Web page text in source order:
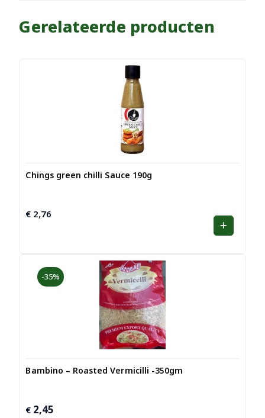
Gerelateerde producten
Chings green chilli Sauce 190g
€ 2,76
-35%
Bambino – Roasted Vermicilli -350gm
Oorspronkelijke
€ 2,45
Huidige